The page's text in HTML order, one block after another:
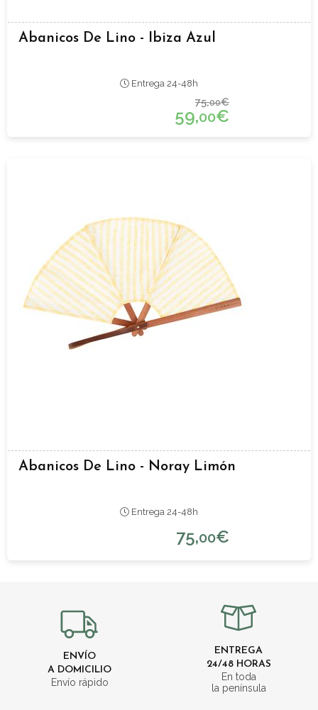
Abanicos De Lino - Ibiza Azul
Entrega 24-48h
75,00€
59,00€
Abanicos De Lino - Noray Limón
Entrega 24-48h
75,00€
ENVÍO
A DOMICILIO
Envío rápido
ENTREGA
24/48 HORAS
En toda
la península